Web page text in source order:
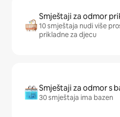
Smještaji za odmor
10 smještaja nudi više
prikladne za djecu
Smještaji za odmor s
30 smještaja ima bazen